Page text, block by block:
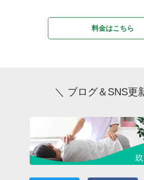
料金はこちら
＼ ブログ＆SNS更